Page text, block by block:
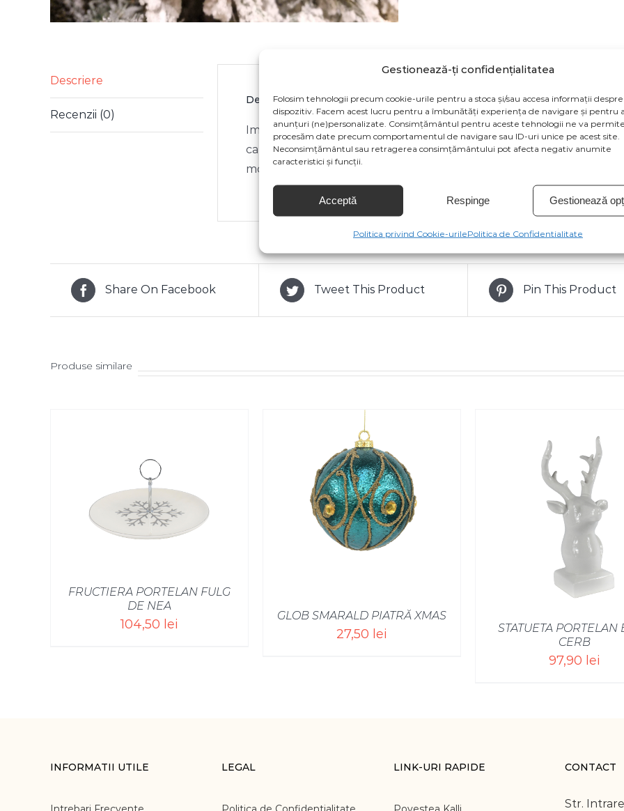
Gestionează-ți confidențialitatea
Folosim tehnologii precum cookie-urile pentru a stoca și/sau accesa informații despre
dispozitiv. Facem acest lucru pentru a îmbunătăți experiența de navigare și pentru
anunțuri (ne)personalizate. Consimțământul pentru aceste tehnologii ne va
procesăm date precum comportamentul de navigare sau ID-uri unice pe acest site.
Neconsimțământul sau retragerea consimțământului pot afecta negativ anumite
caracteristici și funcții.
Acceptă Respinge Gestionează
Politica privind Cookie-urilePolitica de Confidentialitate
Descriere
Recenzii (0)
Descriere
Imaginile produsului sunt cu titlu de prezentare și pot conține
ca specificațiile de culoare să fie afișate eronat în funcție de
modificări de la producătorul produsului.
Share On Facebook Tweet This Product Pin This Product
Produse similare
FRUCTIERA PORTELAN FULG
DE NEA
104,50 lei
GLOB SMARALD PIATRĂ XMAS
27,50 lei
SELECT OPTIONS
STATUETA PORTELAN
CERB
97,90 lei
INFORMATII UTILE LEGAL LINK-URI RAPIDE CONTACT
Str.